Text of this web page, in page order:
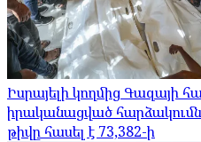
Իսրայելի կողմից Գազայի
իրականացված
թիվը հասել է 73,382-ի